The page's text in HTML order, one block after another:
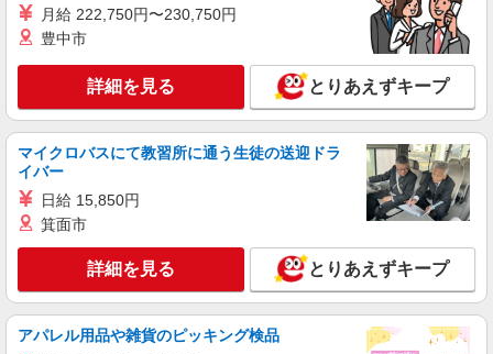
＋交通費
キープ 詳細を見る
アルバイト パート
株式会社フルキャスト埼玉支社/EA0401F-8R
軽作業（検品・ピッキング・シール貼り・仕分
当ありで時給UP！ ※経験・能力により決定
埼玉県新座市
キープ 詳細を見る
月給 222,750円〜230,750円
豊中市
詳細を見る とりあえずキープ
マイクロバスにて教習所に通う生徒の送迎ドラ
イバー
日給 15,850円
箕面市
詳細を見る とりあえずキープ
アパレル用品や雑貨のピッキング検品